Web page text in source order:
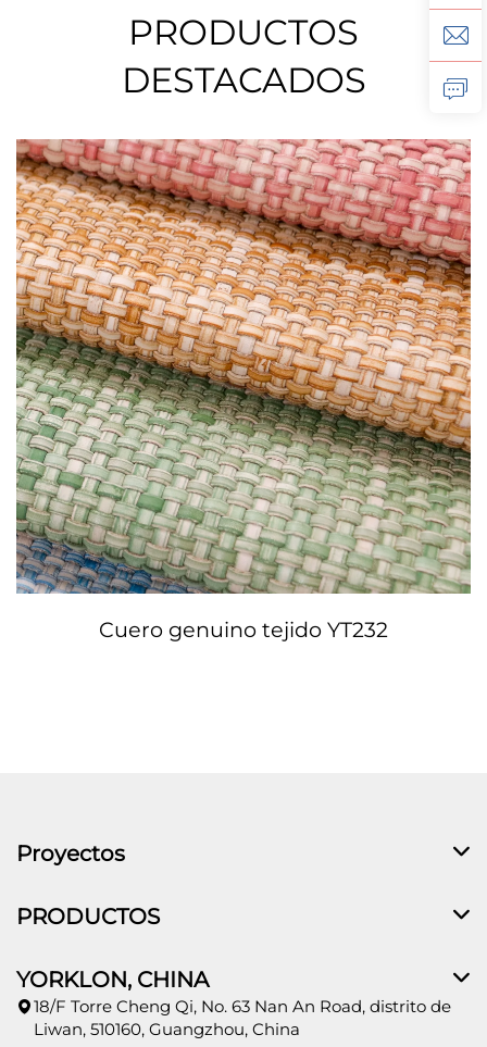
PRODUCTOS
DESTACADOS
Cuero genuino tejido YT232
Proyectos
PRODUCTOS
YORKLON, CHINA
18/F Torre Cheng Qi, No. 63 Nan An Road, distrito de
Liwan, 510160, Guangzhou, China